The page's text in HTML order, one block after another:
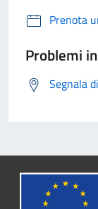
Prenota
Problemi
Segnala